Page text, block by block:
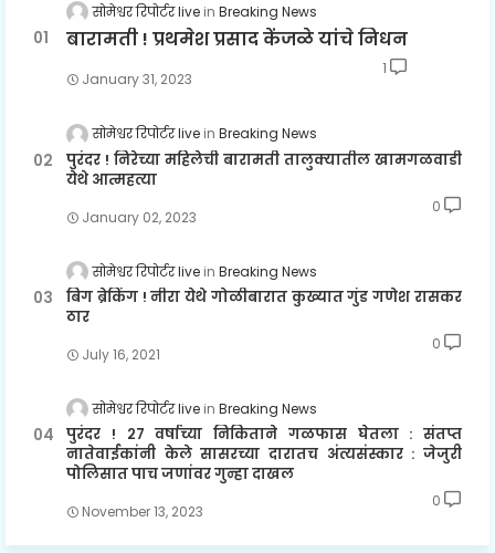
सोमेश्वर रिपोर्टर live Breaking News
बारामती ! प्रथमेश प्रसाद केंजळे यांचे निधन
January 31, 2023
1
सोमेश्वर रिपोर्टर live Breaking News
पुरंदर ! निरेच्या महिलेची बारामती तालुक्यातील खामगळवाडी
येथे आत्महत्या
January 02, 2023
0
सोमेश्वर रिपोर्टर live Breaking News
बिग ब्रेकिंग ! नीरा येथे गोळीबारात कुख्यात गुंड गणेश रासकर
ठार
July 16, 2021
0
सोमेश्वर रिपोर्टर live Breaking News
पुरंदर ! २७ वर्षाच्या निकिताने गळफास घेतला : संतप्त
नातेवाईकांनी केले सासरच्या दारातच अंत्यसंस्कार : जेजुरी
पोलिसात पाच जणांवर गुन्हा दाखल
November 13, 2023
0